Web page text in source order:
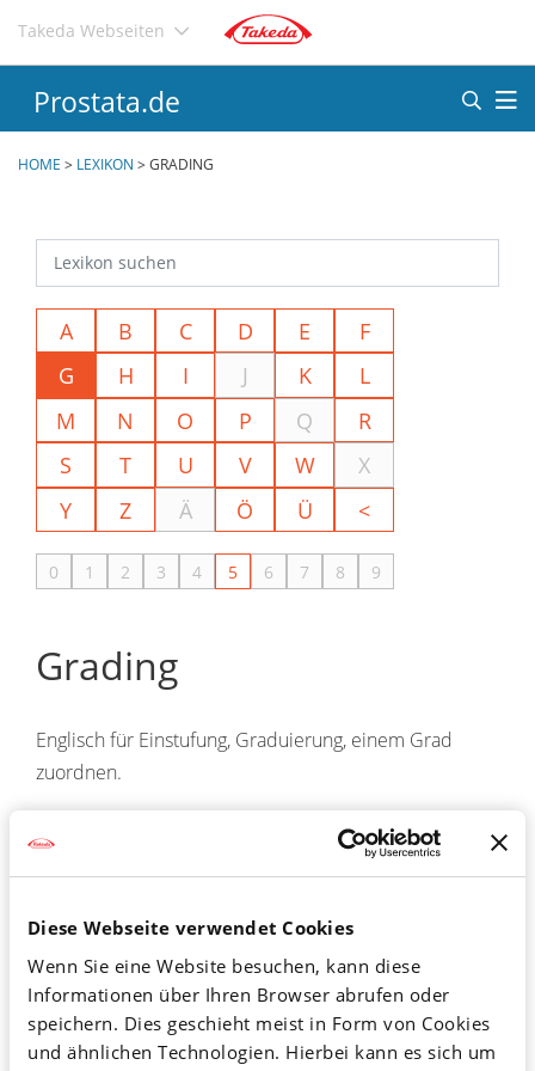
Diese Webseite verwendet Cookies
Wenn Sie eine Website besuchen, kann diese
Informationen über Ihren Browser abrufen oder
speichern. Dies geschieht meist in Form von Cookies
und ähnlichen Technologien. Hierbei kann es sich um
Direkt
Inhalt
Takeda Webseiten
Prostata.de
HOME > LEXIKON >GRADING
Grading
Englisch für Einstufung, Graduierung, einem Grad
zuordnen.
Wird in der Onkologie (Tumorlehre) verwendet für die
Einstufung der Malignität (Bösartigkeit) eines Tumors,
(feingeweblichen) Merkmale (s. Histologie).
Maßgeblich für die Malignität des Tumors und damit
für das Grading ist das Ausmaß der Unterschiede zu
dem Gewebe, von dem er ausgegangen ist. Zur
A B C D E
F
G
H I J K
L
M
N O P Q
R
S
T U V W
X
Y
Z Ä Ö Ü <
0 1 2 3 4 5 6 7 8 9